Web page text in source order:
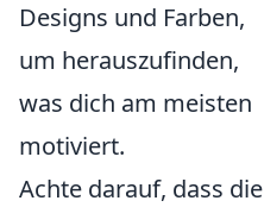
Designs und Farben,
um herauszufinden,
was dich am meisten
motiviert.
Achte darauf, dass die